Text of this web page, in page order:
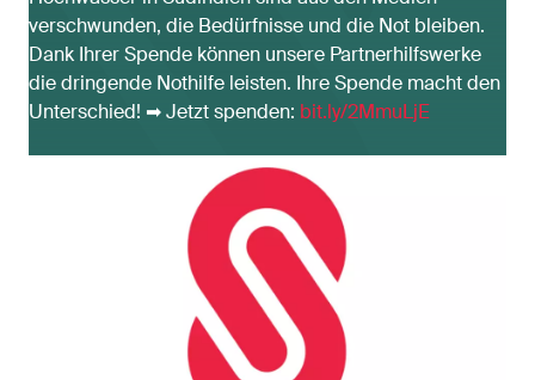
verschwunden, die Bedürfnisse und die Not bleiben.
Dank Ihrer Spende können unsere Partnerhilfswerke
die dringende Nothilfe leisten. Ihre Spende macht den
Unterschied! ➡ Jetzt spenden: bit.ly/2MmuLjE